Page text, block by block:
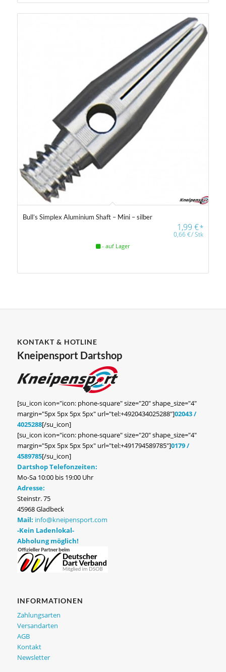
Bull’s Simplex Aluminium Shaft – Mini – silber
1,99€*
0,66€/Stk
- auf Lager
KONTAKT & HOTLINE
Kneipensport Dartshop
[su_icon icon="icon: phone-square" size="20" shape_size="4"
margin="5px 5px 5px 5px" url="tel:+4920434025288"]02043 /
4025288[/su_icon]
[su_icon icon="icon: phone-square" size="20" shape_size="4"
margin="5px 5px 5px 5px" url="tel:+491794589785"]0179 /
4589785[/su_icon]
Dartshop Telefonzeiten:
Mo-Sa 10:00 bis 19:00 Uhr
Adresse:
Steinstr. 75
45968 Gladbeck
Mail: info@kneipensport.com
-Kein Ladenlokal-
Abholung möglich!
INFORMATIONEN
Zahlungsarten
Versandarten
AGB
Kontakt
Newsletter